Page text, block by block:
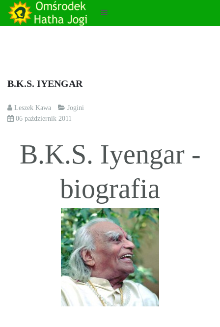
B.K.S. IYENGAR
Leszek Kawa
Jogini
06 październik 2011
B.K.S. Iyengar -
biografia